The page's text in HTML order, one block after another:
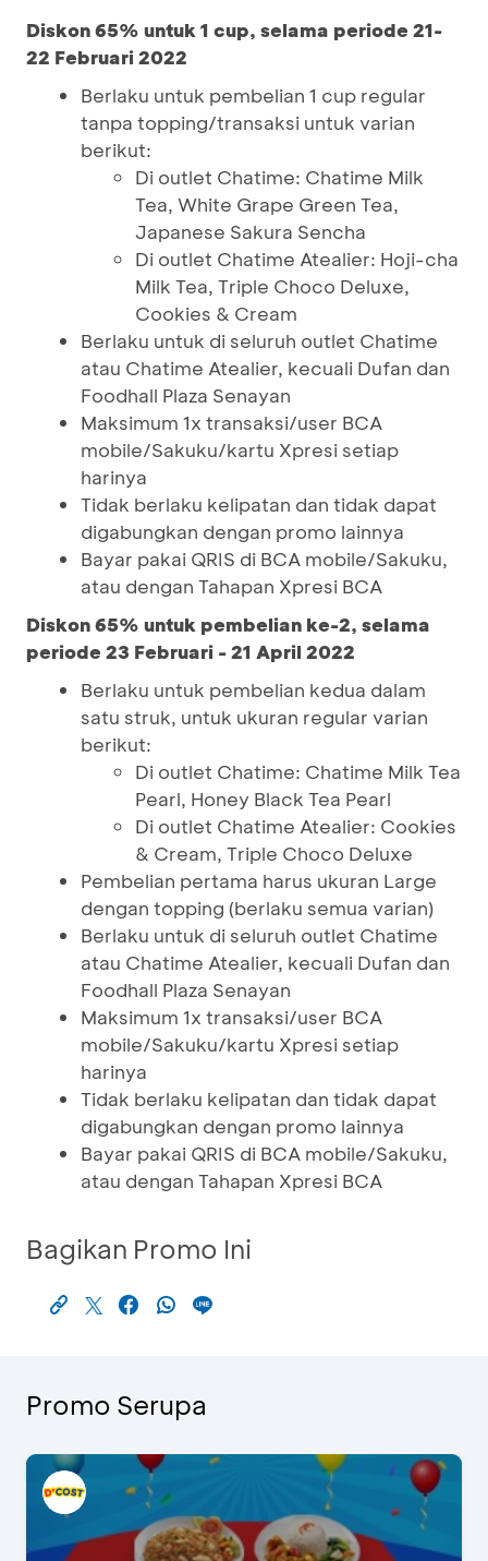
Diskon 65% untuk 1 cup, selama periode 21-
22 Februari 2022
Berlaku untuk pembelian 1 cup regular
tanpa topping/transaksi untuk varian
berikut:
Di outlet Chatime: Chatime Milk
Tea, White Grape Green Tea,
Japanese Sakura Sencha
Di outlet Chatime Atealier: Hoji-cha
Milk Tea, Triple Choco Deluxe,
Cookies & Cream
Berlaku untuk di seluruh outlet Chatime
atau Chatime Atealier, kecuali Dufan dan
Foodhall Plaza Senayan
Maksimum 1x transaksi/user BCA
mobile/Sakuku/kartu Xpresi setiap
harinya
Tidak berlaku kelipatan dan tidak dapat
digabungkan dengan promo lainnya
Bayar pakai QRIS di BCA mobile/Sakuku,
atau dengan Tahapan Xpresi BCA
Diskon 65% untuk pembelian ke-2, selama
periode 23 Februari - 21 April 2022
Berlaku untuk pembelian kedua dalam
satu struk, untuk ukuran regular varian
berikut:
Di outlet Chatime: Chatime Milk Tea
Pearl, Honey Black Tea Pearl
Di outlet Chatime Atealier: Cookies
& Cream, Triple Choco Deluxe
Pembelian pertama harus ukuran Large
dengan topping (berlaku semua varian)
Berlaku untuk di seluruh outlet Chatime
atau Chatime Atealier, kecuali Dufan dan
Foodhall Plaza Senayan
Maksimum 1x transaksi/user BCA
mobile/Sakuku/kartu Xpresi setiap
harinya
Tidak berlaku kelipatan dan tidak dapat
digabungkan dengan promo lainnya
Bayar pakai QRIS di BCA mobile/Sakuku,
atau dengan Tahapan Xpresi BCA
Bagikan Promo Ini
Promo Serupa